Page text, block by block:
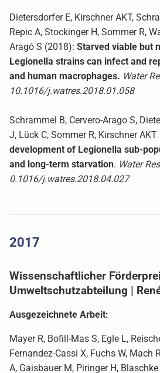
Dietersdorfer E, Kirschner AKT,
Repic A, Stockinger H, Sommer R,
Aragó S (2018): Starved viable but
Legionella strains can infect and
and human macrophages. Water
10.1016/j.watres.2018.01.058
Schrammel B, Cervero-Arago S,
J, Lück C, Sommer R, Kirschner
development of Legionella sub-
and long-term starvation. Water
0.1016/j.watres.2018.04.027
2017
Wissenschaftlicher
Umweltschutzabteilung |
Ausgezeichnete Arbeit:
Mayer R, Bofill-Mas S, Egle L,
Fernandez-Cassi X, Fuchs W, Mach
A, Gaisbauer M, Piringer H, Blaschke